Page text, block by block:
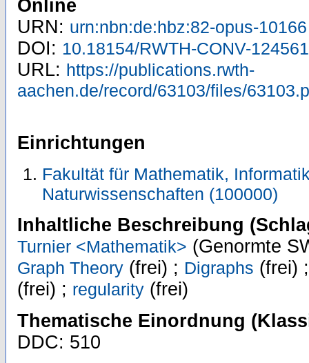
Online
URN: urn:nbn:de:hbz:82-opus-10166
DOI: 10.18154/RWTH-CONV-124561
URL: https://publications.rwth-
aachen.de/record/63103/files/
Einrichtungen
Fakultät für Mathematik,
Naturwissenschaften (100000)
Inhaltliche Beschreibung
Turnier <Mathematik> (Genormte
Graph Theory (frei) ; Digraphs (frei)
(frei) ; regularity (frei)
Thematische Einordnung
DDC: 510